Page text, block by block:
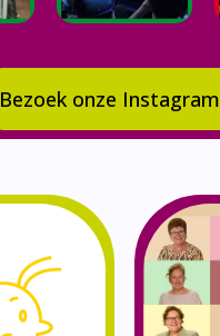
Bezoek onze Instagram